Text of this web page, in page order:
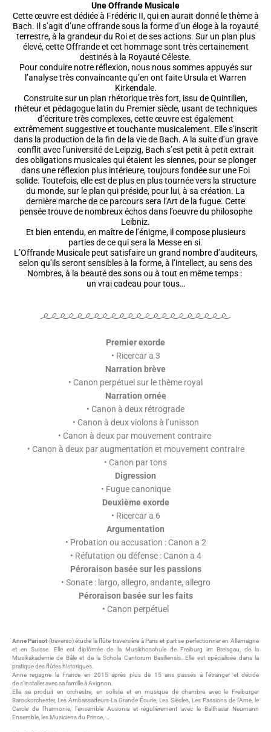
Une Offrande Musicale
Cette œuvre est dédiée à Frédéric II, qui en aurait donné le thème à
Bach. Il s’agit d’une offrande sous la forme d’un éloge à la royauté
terrestre, à la grandeur du Roi et de ses actions. Sur un plan plus
élevé, cette Offrande et cet hommage sont très certainement
destinés à la Royauté Céleste.
Pour conduire notre réflexion, nous nous sommes appuyés sur
l’analyse très convaincante qu’en ont faite Ursula et Warren
Kirkendale.
Construite sur un plan rhétorique très fort, issu de Quintilien,
rhéteur et pédagogue latin du Premier siècle, usant de techniques
d’écriture très complexes, cette œuvre est également
extrêmement suggestive et touchante musicalement. Elle s’inscrit
dans la production de la fin de la vie de Bach. A la suite d’un grave
conflit avec l’université de Leipzig, Bach s’est petit à petit extrait
des obligations musicales qui étaient les siennes, pour se plonger
dans une réflexion plus intérieure, toujours fondée sur une Foi
solide. Toutefois, elle est de plus en plus tournée vers la structure
du monde, sur le plan qui préside, pour lui, à sa création. La
dernière marche de ce parcours sera l’Art de la fugue. Cette
pensée trouve de nombreux échos dans l’oeuvre du philosophe
Leibniz.
Et bien entendu, en maître de l’énigme, il compose plusieurs
parties de ce qui sera la Messe en si.
L’Offrande Musicale peut satisfaire un grand nombre d’auditeurs,
selon qu’ils seront sensibles à la forme, à l’intellect, au sens des
Nombres, à la beauté des sons ou à tout en même temps :
un vrai cadeau pour tous…
Premier exorde
• Ricercar a 3
Narration brève
• Canon perpétuel sur le thème royal
Narration ornée
• Canon à deux rétrograde
• Canon à deux violons à l’unisson
• Canon à deux par mouvement contraire
• Canon à deux par augmentation et mouvement contraire
• Canon par tons
Digression
• Fugue canonique
Deuxième exorde
• Ricercar a 6
Argumentation
• Probation ou accusation : Canon a 2
• Réfutation ou défense : Canon a 4
Péroraison basée sur les passions
• Sonate : largo, allegro, andante, allegro
Péroraison basée sur les faits
• Canon perpétuel
Anne Parisot (traverso) étudie la flûte traversière à Paris et part se perfectionner en Allemagne
et en Suisse. Elle est diplômée de la Musikhoschule de Freiburg im Breisgau, de la
Musikakademie de Bâle et de la Schola Cantorum Basiliensis. Elle est spécialisée dans la
pratique des flûtes historiques.
Anne regagne la France en 2015 après plus de 15 ans passés à l’étranger et décide
de s’installer avec sa famille à Avignon.
Elle se produit en orchestre, en soliste et en musique de chambre avec le Freiburger
Barockorchester, Les Ambassadeurs-La Grande Écurie, Les Siècles, Les Passions de l’Ame, le
Cercle de l’harmonie, l’ensemble Ausonia et régulièrement avec le Balthasar Neumann
Ensemble, les Musiciens du Prince, …